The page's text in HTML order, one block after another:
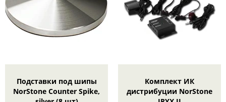
Подставки под шипы
NorStone Counter Spike,
Комплект ИК
дистрибуции NorStone